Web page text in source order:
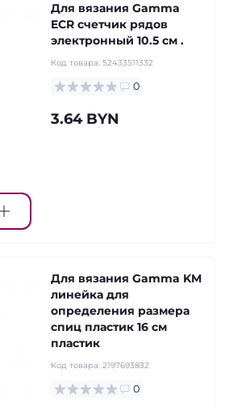
Для вязания Gamma
ECR счетчик рядов
электронный 10.5 см .
Код товара: 52433511332
0
3.64 BYN
Для вязания Gamma KM
линейка для
определения размера
спиц пластик 16 см
пластик
Код товара: 2197693832
0